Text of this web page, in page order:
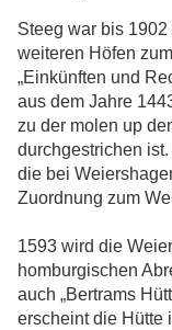
Steeg war bis
weiteren Höfen
„Einkünften und
aus dem Jahre
zu der molen up
durchgestrichen
die bei
Zuordnung zum
1593 wird die
homburgischen
auch „Bertrams
erscheint die Hütte